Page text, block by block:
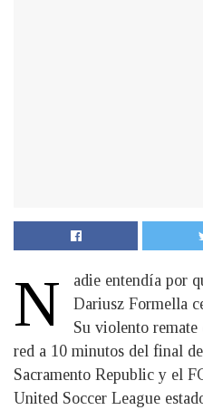
N
adie entendía por
Dariusz Formella
Su violento remate
red a 10 minutos del final
Sacramento Republic y el
United Soccer League